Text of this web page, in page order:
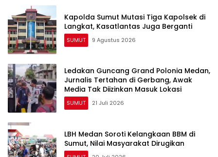
Kapolda Sumut Mutasi Tiga Kapolsek di
Langkat, Kasatlantas Juga Berganti
SUMUT 9 Agustus 2026
Ledakan Guncang Grand Polonia Medan,
Jurnalis Tertahan di Gerbang, Awak
Media Tak Diizinkan Masuk Lokasi
SUMUT 21 Juli 2026
LBH Medan Soroti Kelangkaan BBM di
Sumut, Nilai Masyarakat Dirugikan